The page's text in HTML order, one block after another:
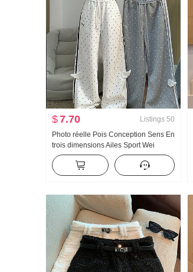
$7.70 Listings 50
Photo réelle Pois Conception Sens En
trois dimensions Ailes Sport Wei
Pantalon Femme Nouveau Lumière
Asie Vent Ample Droit Amincissant
Pantalon décontracté